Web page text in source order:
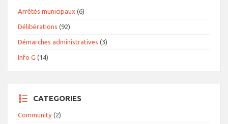
Arrêtés municipaux (6)
Délibérations (92)
Démarches administratives (3)
Info G (14)
CATEGORIES
Community (2)